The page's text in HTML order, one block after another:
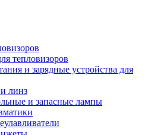
тепловизоров
и зарядные устройства для
линз
и запасные лампы